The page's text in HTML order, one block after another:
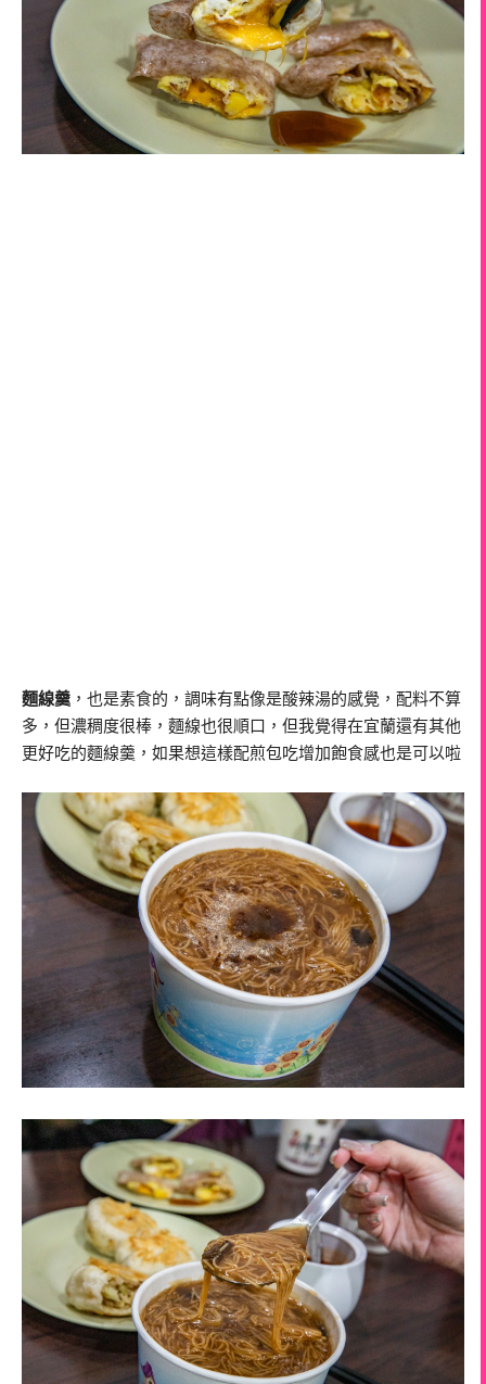
麵線羹 ，也是素食的，調味有點像是酸辣湯的感覺，配料不算
多，但濃稠度很棒，麵線也很順口，但我覺得在宜蘭還有其他
更好吃的麵線羹，如果想這樣配煎包吃增加飽食感也是可以啦